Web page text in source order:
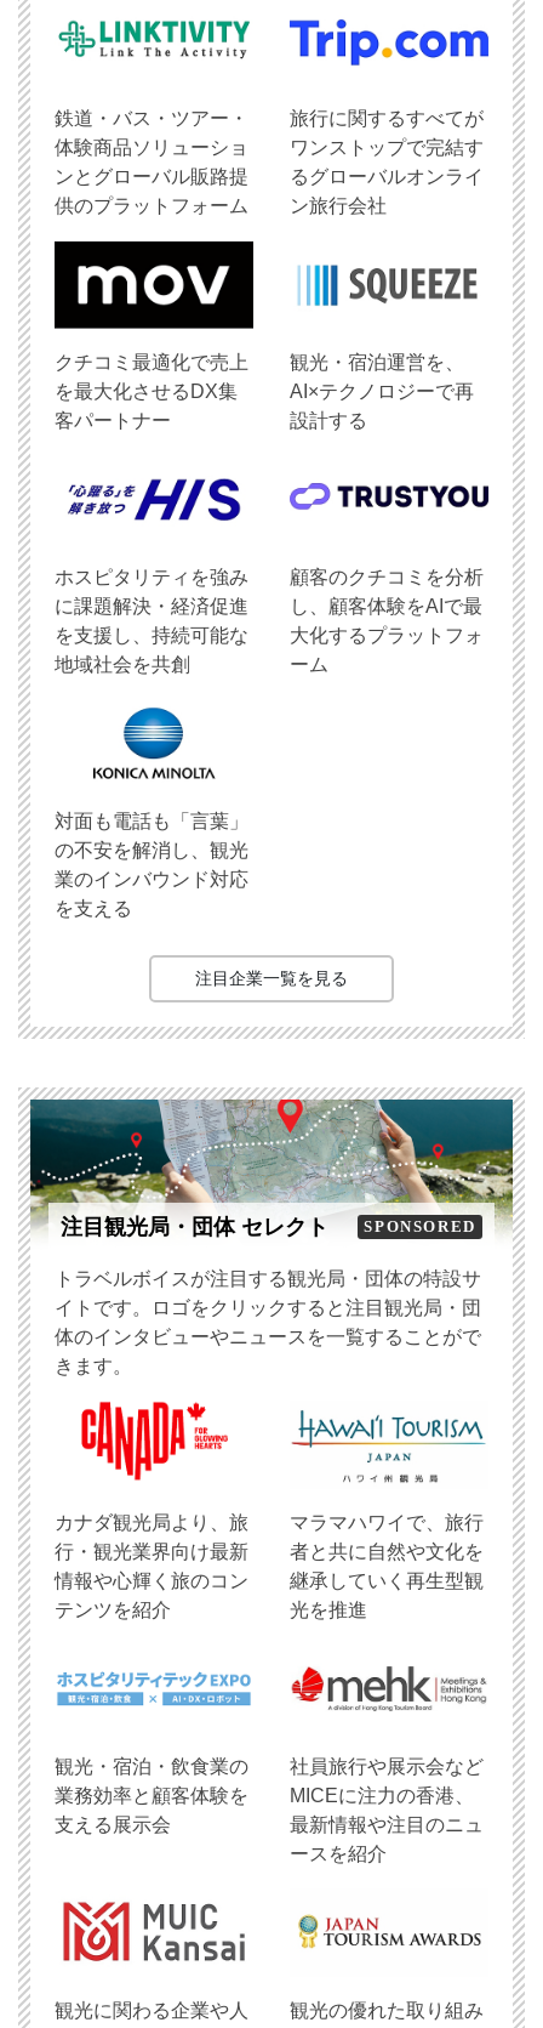
鉄道・バス・ツアー・
体験商品ソリューショ
ンとグローバル販路提
供のプラットフォーム
旅行に関するすべてが
ワンストップで完結す
るグローバルオンライ
ン旅行会社
クチコミ最適化で売上
を最大化させるDX集
客パートナー
観光・宿泊運営を、
AI×テクノロジーで再
設計する
ホスピタリティを強み
に課題解決・経済促進
を支援し、持続可能な
地域社会を共創
顧客のクチコミを分析
し、顧客体験をAIで最
大化するプラットフォ
ーム
対面も電話も「言葉」
の不安を解消し、観光
業のインバウンド対応
を支える
注目企業一覧を見る
注目観光局・団体 セレクト SPONSORED
トラベルボイスが注目する観光局・団体の特設サ
イトです。ロゴをクリックすると注目観光局・団
体のインタビューやニュースを一覧することがで
きます。
​カナダ観光局より、旅
行・観光業界向け最新
情報や心輝く旅のコン
テンツを紹介
マラマハワイで、旅行
者と共に自然や文化を
継承していく再生型観
光を推進
観光・宿泊・飲食業の
業務効率と顧客体験を
支える展示会
社員旅行や展示会など
MICEに注力の香港、
最新情報や注目のニュ
ースを紹介
観光に関わる企業や人
観光の優れた取り組み